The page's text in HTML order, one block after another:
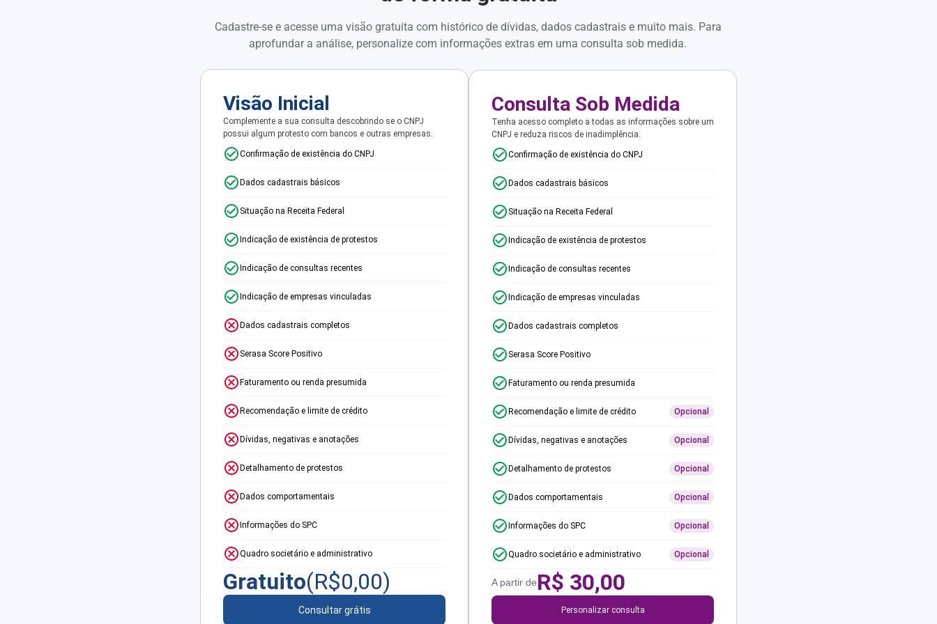
Cadastre-se e acesse uma visão gratuita com histórico de dívidas, dados cadastrais e muito mais. Para
aprofundar a análise, personalize com informações extras em uma consulta sob medida.
Visão Inicial
Complemente a sua consulta descobrindo se o CNPJ
possui algum protesto com bancos e outras empresas.
Confirmação de existência do CNPJ
Dados cadastrais básicos
Situação na Receita Federal
Indicação de existência de protestos
Indicação de consultas recentes
Indicação de empresas vinculadas
Dados cadastrais completos
Serasa Score Positivo
Faturamento ou renda presumida
Recomendação e limite de crédito
Dívidas, negativas e anotações
Detalhamento de protestos
Dados comportamentais
Informações do SPC
Quadro societário e administrativo
Gratuito(R$0,00)
Consultar grátis
Consulta Sob Medida
Tenha acesso completo a todas as informações sobre um
CNPJ e reduza riscos de inadimplência.
Confirmação de existência do CNPJ
Dados cadastrais básicos
Situação na Receita Federal
Indicação de existência de protestos
Indicação de consultas recentes
Indicação de empresas vinculadas
Dados cadastrais completos
Serasa Score Positivo
Faturamento ou renda presumida
Recomendação e limite de crédito Opcional
Dívidas, negativas e anotações Opcional
Detalhamento de protestos Opcional
Dados comportamentais Opcional
Informações do SPC Opcional
Quadro societário e administrativo Opcional
A partir deR$ 30,00
Personalizar consulta